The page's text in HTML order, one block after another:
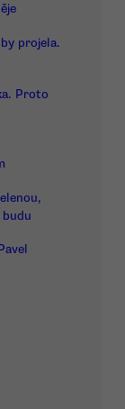
projela.
Proto